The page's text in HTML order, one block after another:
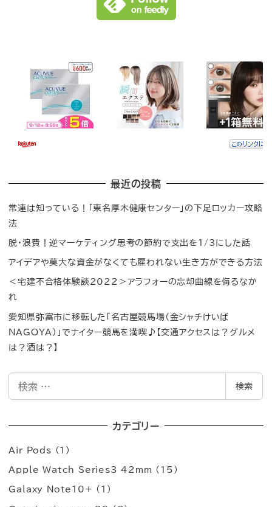
最近の投稿
常連は知っている！「東名厚木健康センター」の下足ロッカー攻略
法
脱・浪費！逆マーケティング思考の節約で支出を1/3にした話
アイデアや莫大な資金がなくても雇われない生き方ができる方法
＜宅建不合格体験談2022＞アラフォーの忘却曲線を侮るなか
れ
愛知県弥富市に移転した「名古屋競馬場（金シャチけいば
NAGOYA）」でナイター競馬を満喫♪【交通アクセスは？グルメ
は？酒は？】
検索
カテゴリー
Air Pods (1)
Apple Watch Series3 42mm (15)
Galaxy Note10+ (1)